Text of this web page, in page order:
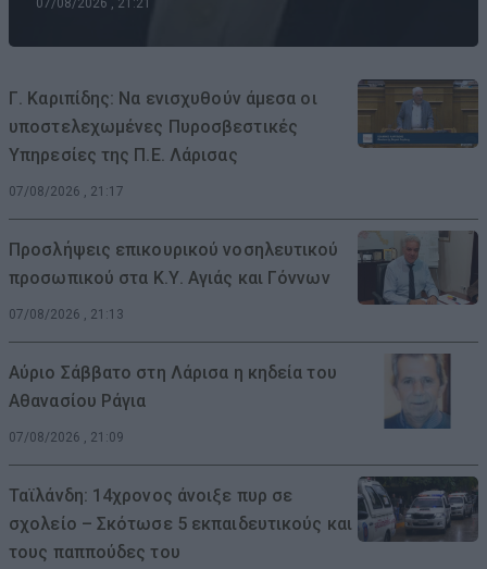
07/08/2026 , 21:21
Γ. Καριπίδης: Να ενισχυθούν άμεσα οι
υποστελεχωμένες Πυροσβεστικές
Υπηρεσίες της Π.Ε. Λάρισας
07/08/2026 , 21:17
Προσλήψεις επικουρικού νοσηλευτικού
προσωπικού στα Κ.Υ. Αγιάς και Γόννων
07/08/2026 , 21:13
Αύριο Σάββατο στη Λάρισα η κηδεία του
Αθανασίου Ράγια
07/08/2026 , 21:09
Ταϊλάνδη: 14χρονος άνοιξε πυρ σε
σχολείο – Σκότωσε 5 εκπαιδευτικούς και
τους παππούδες του